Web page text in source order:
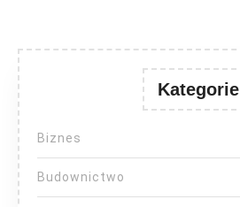
Kategorie
Biznes
Budownictwo